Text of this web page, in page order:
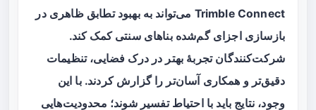
Trimble Connect می‌تواند به بهبود تطابق ظاهری در
بازسازی اجزای گم‌شده بناهای سنتی کمک کند.
شرکت‌کنندگان تجربهٔ بهتر در درک فضایی، تنظیمات
دقیق‌تر و همکاری آسان‌تر را گزارش کردند. با این
وجود، نتایج باید با احتیاط تفسیر شوند؛ محدودیت‌هایی